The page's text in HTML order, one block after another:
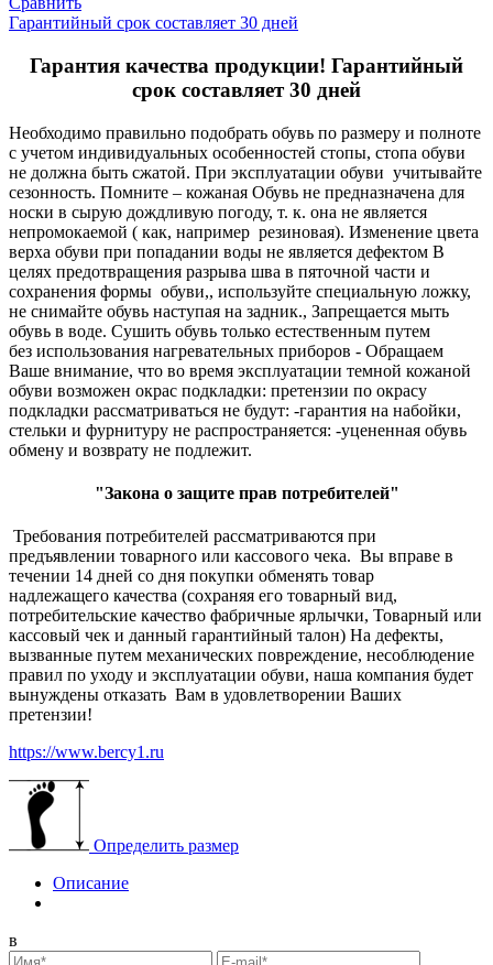
Гарантийный срок составляет 30 дней
Гарантия качества продукции! Гарантийный
срок составляет 30 дней
Необходимо правильно подобрать обувь по размеру и полноте
с учетом индивидуальных особенностей стопы, стопа обуви
не должна быть сжатой. При эксплуатации обуви учитывайте
сезонность. Помните – кожаная Обувь не предназначена для
носки в сырую дождливую погоду, т. к. она не является
непромокаемой ( как, например резиновая). Изменение цвета
верха обуви при попадании воды не является дефектом В
целях предотвращения разрыва шва в пяточной части и
сохранения формы обуви,, используйте специальную ложку,
не снимайте обувь наступая на задник., Запрещается мыть
обувь в воде. Сушить обувь только естественным путем
без использования нагревательных приборов - Обращаем
Ваше внимание, что во время эксплуатации темной кожаной
обуви возможен окрас подкладки: претензии по окрасу
подкладки рассматриваться не будут: -гарантия на набойки,
стельки и фурнитуру не распространяется: -уцененная обувь
обмену и возврату не подлежит.
"Закона о защите прав потребителей"
Требования потребителей рассматриваются при
предъявлении товарного или кассового чека. Вы вправе в
течении 14 дней со дня покупки обменять товар
надлежащего качества (сохраняя его товарный вид,
потребительские качество фабричные ярлычки, Товарный или
кассовый чек и данный гарантийный талон) На дефекты,
вызванные путем механических повреждение, несоблюдение
правил по уходу и эксплуатации обуви, наша компания будет
вынуждены отказать Вам в удовлетворении Ваших
претензии!
https://www.bercy1.ru
Определить размер
Описание
в